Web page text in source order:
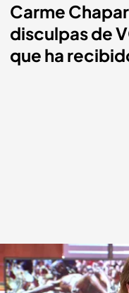
Carme
disculpas de
que ha
cuatro.com
15 ABR 2019 - 19:01h.